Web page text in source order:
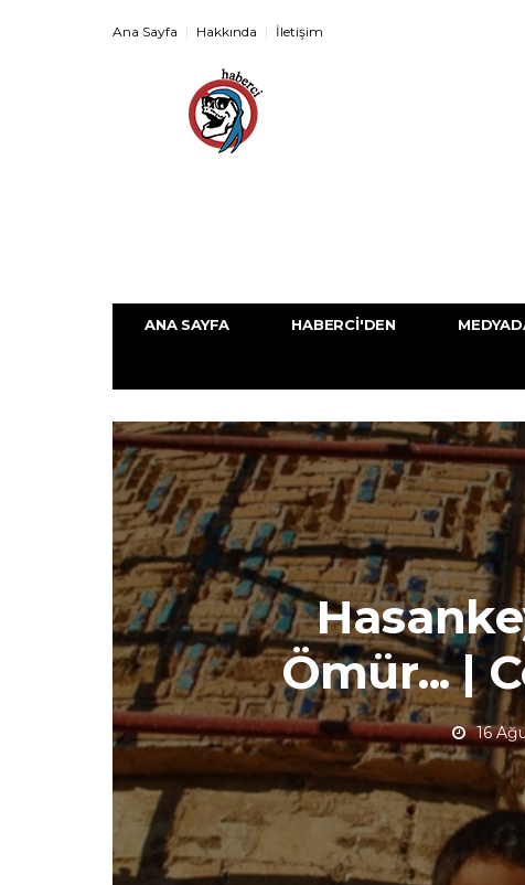
Ana Sayfa Hakkında İletişim
ANA SAYFA HABERCI'DEN
Ömür... |
16